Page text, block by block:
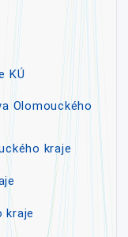
KÚ
Olomouckého
kraje
kraje